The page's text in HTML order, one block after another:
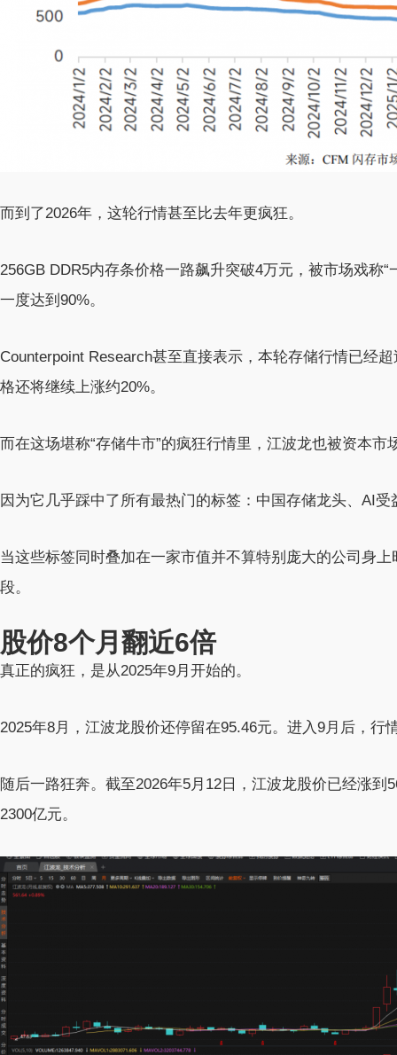
而到了2026年，这轮行情甚至比去年更疯狂。
256GB DDR5内存条价格一路飙升突破4万元，被市场戏称
一度达到90%。
Counterpoint Research甚至直接表示，本轮存储行情已经
格还将继续上涨约20%。
而在这场堪称“存储牛市”的疯狂行情里，江波龙也被资本市
因为它几乎踩中了所有最热门的标签：中国存储龙头、AI
当这些标签同时叠加在一家市值并不算特别庞大的公司身
段。
股价8个月翻近6倍
真正的疯狂，是从2025年9月开始的。
2025年8月，江波龙股价还停留在95.46元。进入9月后，行
随后一路狂奔。截至2026年5月12日，江波龙股价已经涨
2300亿元。